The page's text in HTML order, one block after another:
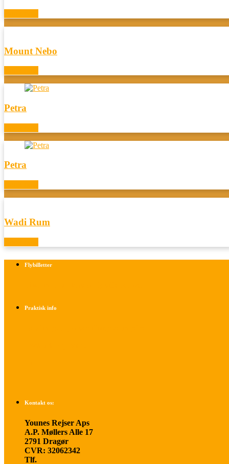
Mount Nebo
Petra
Petra
Wadi Rum
Flybilletter
Praktisk info
Kontakt os:
Younes Rejser Aps
A.P. Møllers Alle 17
2791 Dragør
CVR: 32062342
Tlf.